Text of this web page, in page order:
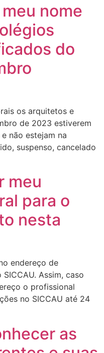
nome
do
os arquitetos e
de 2023 estiverem
não estejam na
suspenso, cancelado
meu
para o
nesta
endereço de
Assim, caso
o profissional
no SICCAU até 24
as